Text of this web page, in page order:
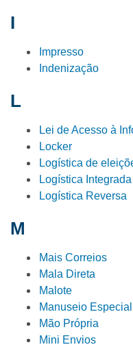
I
Impresso
Indenização
L
Lei de Acesso à
Locker
Logística de
Logística Integrada
Logística Reversa
M
Mais Correios
Mala Direta
Malote
Manuseio Especial
Mão Própria
Mini Envios